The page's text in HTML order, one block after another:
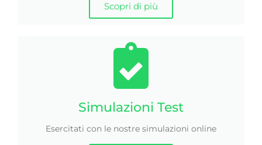
Scopri di più
Simulazioni Test
Esercitati con le nostre simulazioni online